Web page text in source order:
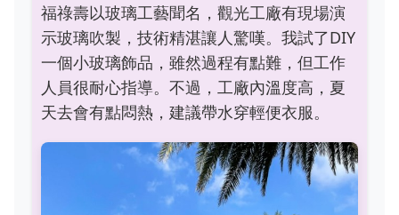
福祿壽以玻璃工藝聞名，觀光工廠有現場演
示玻璃吹製，技術精湛讓人驚嘆。我試了DIY
一個小玻璃飾品，雖然過程有點難，但工作
人員很耐心指導。不過，工廠內溫度高，夏
天去會有點悶熱，建議帶水穿輕便衣服。